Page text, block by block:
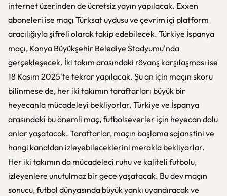
internet üzerinden de ücretsiz yayın yapılacak. Exxen
aboneleri ise maçı Türksat uydusu ve çevrim içi platform
aracılığıyla şifreli olarak takip edebilecek. Türkiye İspanya
maçı, Konya Büyükşehir Belediye Stadyumu'nda
gerçekleşecek. İki takım arasındaki rövanş karşılaşması ise
18 Kasım 2025'te tekrar yapılacak. Şu an için maçın skoru
bilinmese de, her iki takımın taraftarları büyük bir
heyecanla mücadeleyi bekliyorlar. Türkiye ve İspanya
arasındaki bu önemli maç, futbolseverler için heyecan dolu
anlar yaşatacak. Taraftarlar, maçın başlama sajanstini ve
hangi kanaldan izleyebileceklerini merakla bekliyorlar.
Her iki takımın da mücadeleci ruhu ve kaliteli futbolu,
izleyenlere unutulmaz bir gece yaşatacak. Bu dev maçın
sonucu, futbol dünyasında büyük yankı uyandıracak ve